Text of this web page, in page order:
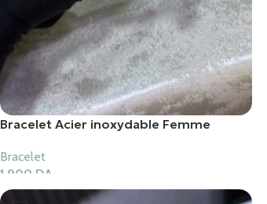
Bracelet Acier inoxydable Femme
Bracelet
1,900 DA
Ajouter Au Panier